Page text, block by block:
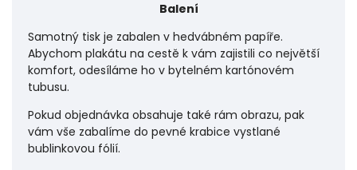
Balení
Samotný tisk je zabalen v hedvábném papíře.
Abychom plakátu na cestě k vám zajistili co největší
komfort, odesíláme ho v bytelném kartónovém
tubusu.
Pokud objednávka obsahuje také rám obrazu, pak
vám vše zabalíme do pevné krabice vystlané
bublinkovou fólií.